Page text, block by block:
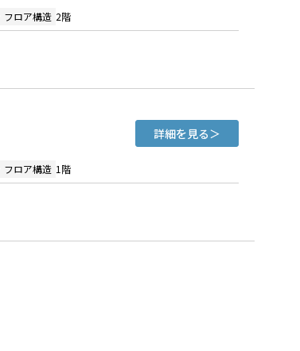
フロア構造 2階
フロア構造 1階
詳細を見る